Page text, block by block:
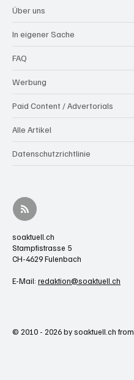
Über uns
In eigener Sache
FAQ
Werbung
Paid Content / Advertorials
Alle Artikel
Datenschutzrichtlinie
soaktuell.ch
Stampfistrasse 5
CH-4629 Fulenbach
E-Mail: redaktion@soaktuell.ch
© 2010 - 2026 by soaktuell.ch